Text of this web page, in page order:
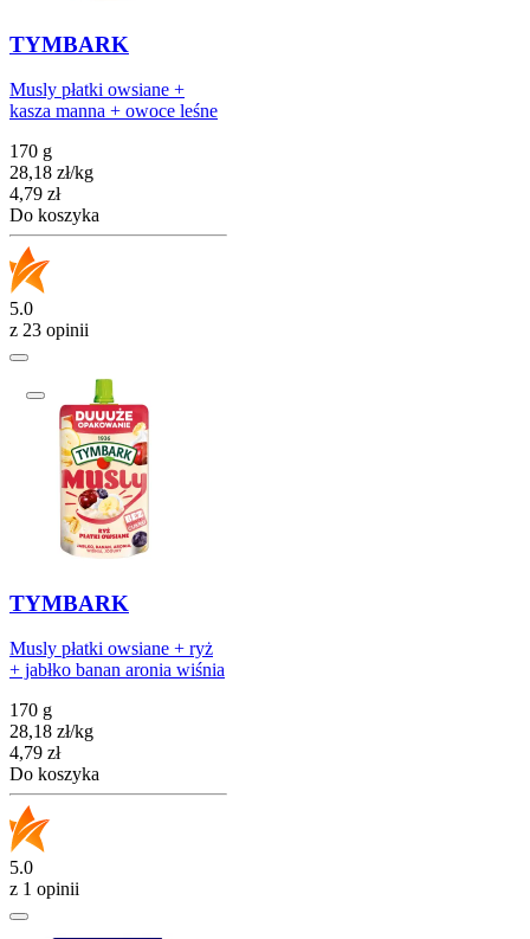
TYMBARK
Musly płatki owsiane +
kasza manna + owoce leśne
170 g
28,18 zł/kg
Cena
4,79 zł
Do koszyka
5.0
z 23 opinii
TYMBARK
Musly płatki owsiane + ryż
+ jabłko banan aronia wiśnia
170 g
28,18 zł/kg
Cena
4,79 zł
Do koszyka
5.0
z 1 opinii